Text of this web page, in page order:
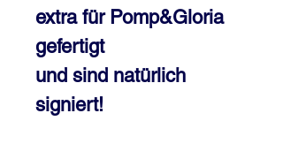
extra für Pomp&Gloria
gefertigt
und sind natürlich
signiert!